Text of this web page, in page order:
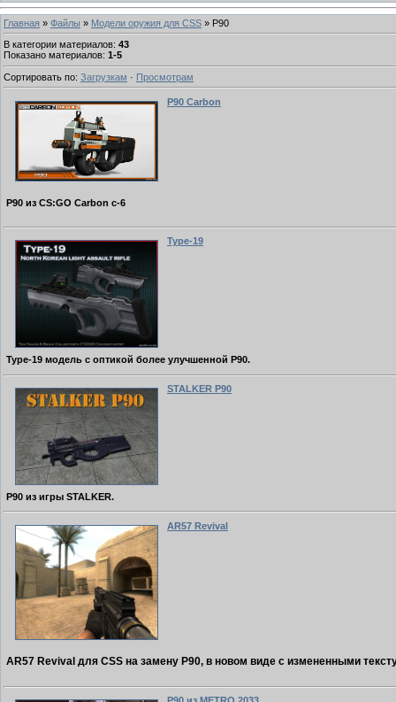
Главная » Файлы » Модели оружия для CSS » P90
В категории материалов: 43
Показано материалов: 1-5
Сортировать по: Загрузкам · Просмотрам
P90 Carbon
P90 из CS:GO Carbon c-6
Type-19
Type-19 модель с оптикой более улучшенной P90.
STALKER P90
P90 из игры STALKER.
AR57 Revival
AR57 Revival для CSS на замену P90, в новом виде с измененными